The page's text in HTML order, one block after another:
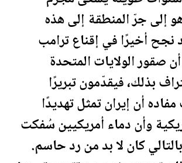
إلى جرّ المنطقة إلى هذه
نجح أخيرًا في إقناعترامب
صقورالولايات المتحدة
بذلك، فيقدّمون تبريرًا
أن إيران تمثل تهديدًا
وأن دماء أمريكيين سُفكت
كان لا بد من رد حاسم.